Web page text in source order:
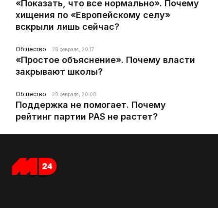
«Показать, что все нормально». Почему
хищения по «Европейскому селу»
вскрыли лишь сейчас?
Общество 28 февраля, 20:17
«Простое объяснение». Почему власти
закрывают школы?
Общество 28 февраля, 20:08
Поддержка не помогает. Почему
рейтинг партии PAS не растет?